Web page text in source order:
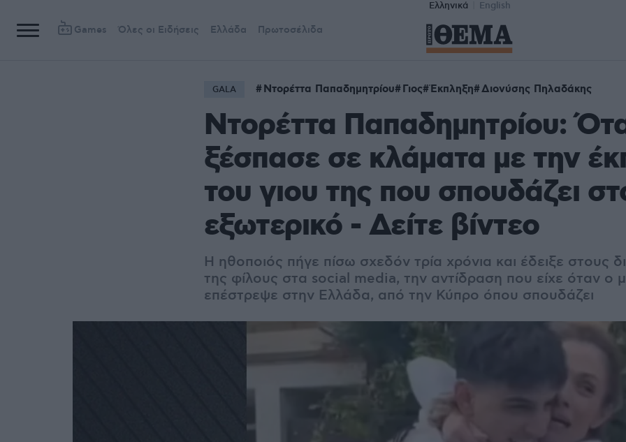
Ελληνικά English
Games Όλες οι Ειδήσεις Ελλάδα Πρωτοσέλιδα
GALA Ντορέττα Παπαδημητρίου Γιος Έκπληξη Διονύσης Πηλαδάκης
Ντορέττα Παπαδημητρίου:
ξέσπασε σε κλάματα με την
του γιου της που σπουδάζει
εξωτερικό - Δείτε βίντεο
Η ηθοποιός πήγε πίσω σχεδόν τρία χρόνια και έδειξε στους
της φίλους στα social media, την αντίδραση που είχε όταν ο
επέστρεψε στην Ελλάδα, από την Κύπρο όπου σπουδάζει